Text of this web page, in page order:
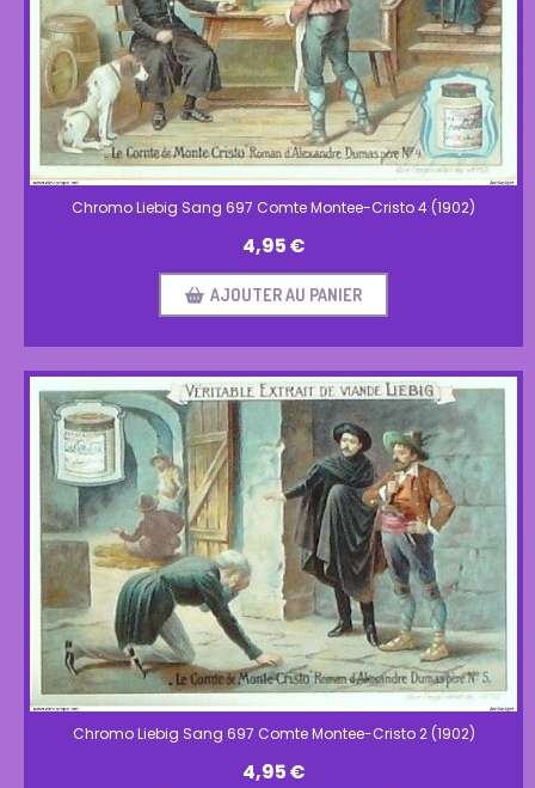
Chromo Liebig Sang 697 Comte Montee-Cristo 4 (1902)
4,95€
AJOUTER AU PANIER
Chromo Liebig Sang 697 Comte Montee-Cristo 2 (1902)
4,95€